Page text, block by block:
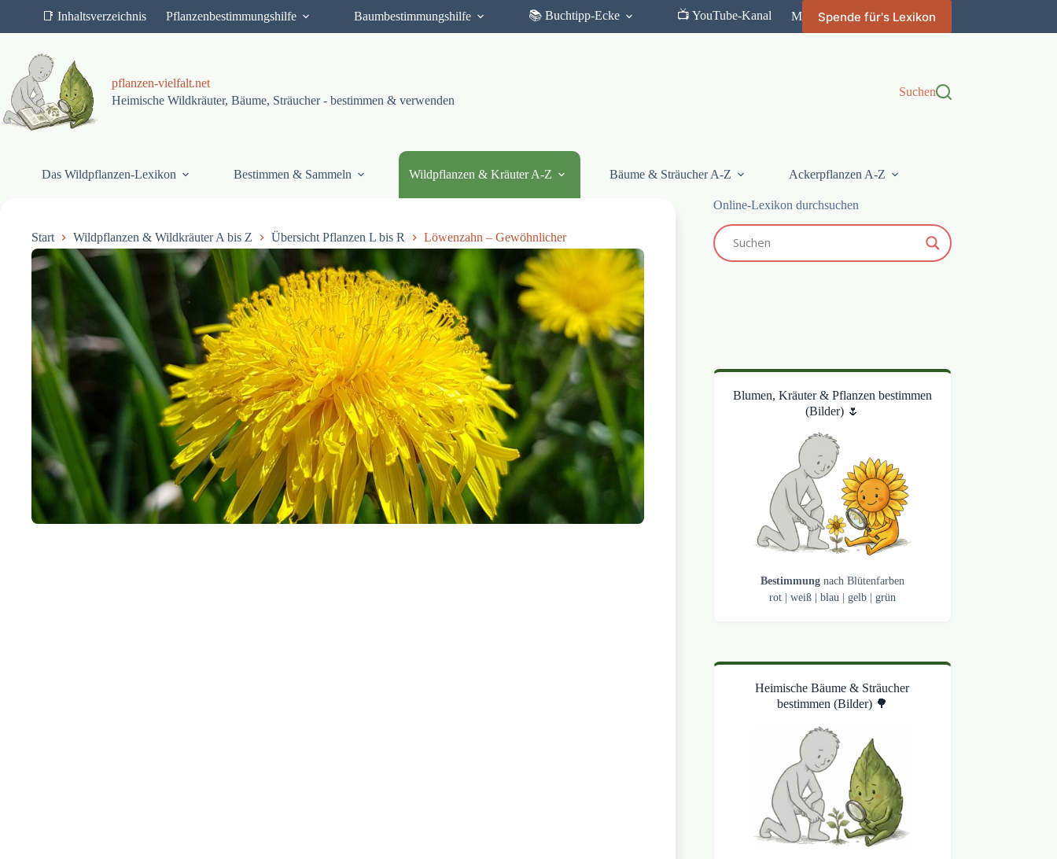
m
t
📑 Inhaltsverzeichnis Pflanzenbestimmungshilfe Baumbestimmungshilfe 📚 Buchtipp-Ecke 📺 YouTube-Kanal Mehr Spende für's Lexikon
pflanzen-vielfalt.net
Heimische Wildkräuter, Bäume, Sträucher - bestimmen & verwenden
Suchen
Das Wildpflanzen-Lexikon Bestimmen & Sammeln Wildpflanzen & Kräuter A-Z Bäume & Sträucher A-Z Ackerpflanzen A-Z
Start Wildpflanzen & Wildkräuter A bis Z Übersicht Pflanzen L bis R Löwenzahn – Gewöhnlicher
Online-Lexikon durchsuchen
Blumen, Kräuter & Pflanzen bestimmen
(Bilder) 🌷
Bestimmung nach Blütenfarben
rot| weiß| blau gelb| grün
Heimische Bäume & Sträucher
bestimmen (Bilder) 🌳